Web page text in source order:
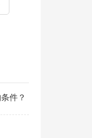
件？